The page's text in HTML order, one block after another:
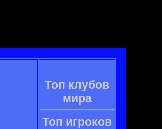
Топ клубов
мира
Топ игроков